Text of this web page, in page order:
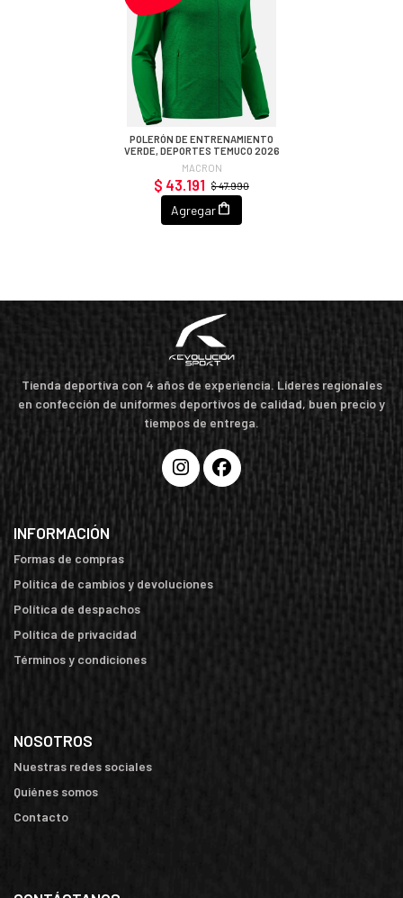
POLERÓN DE ENTRENAMIENTO
VERDE, DEPORTES TEMUCO 2026
MACRON
$ 47.990
$ 43.191
Agregar
Tienda deportiva con 4 años de experiencia. Líderes regionales
en confección de uniformes deportivos de calidad, buen precio y
tiempos de entrega.
INFORMACIÓN
Formas de compras
Política de cambios y devoluciones
Política de despachos
Política de privacidad
Términos y condiciones
NOSOTROS
Nuestras redes sociales
Quiénes somos
Contacto